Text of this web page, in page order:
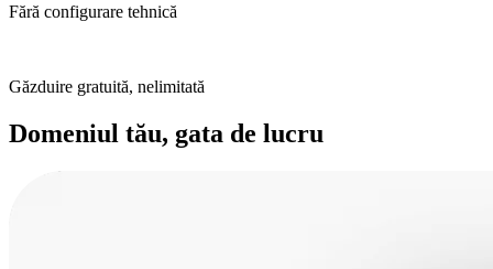
Fără configurare tehnică
Găzduire gratuită, nelimitată
Domeniul tău, gata de lucru